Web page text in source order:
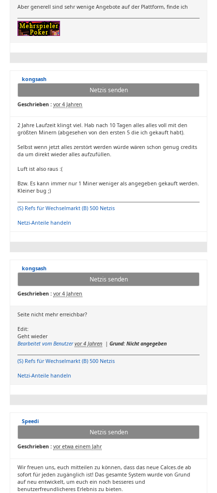
Aber generell sind sehr wenige Angebote auf der Plattform, finde ich
kongsash
Netzis senden
Geschrieben : vor 4 Jahren
2 Jahre Laufzeit klingt viel. Hab nach 10 Tagen alles alles voll mit den
größten Minern (abgesehen von den ersten 5 die ich gekauft habt).
Selbst wenn jetzt alles zerstört werden würde wären schon genug credits
da um direkt wieder alles aufzufüllen.
Luft ist also raus :(
Bzw. Es kann immer nur 1 Miner weniger als angegeben gekauft werden.
Kleiner bug ;)
(S) Refs für Wechselmarkt (B) 500 Netzis
Netzi-Anteile handeln
kongsash
Netzis senden
Geschrieben : vor 4 Jahren
Seite nicht mehr erreichbar?
Edit:
Geht wieder
Bearbeitet vom Benutzer vor 4 Jahren | Grund: Nicht angegeben
(S) Refs für Wechselmarkt (B) 500 Netzis
Netzi-Anteile handeln
Speedi
Netzis senden
Geschrieben : vor etwa einem Jahr
Wir freuen uns, euch mitteilen zu können, dass das neue Calces.de ab
sofort für jeden zugänglich ist! Das gesamte System wurde von Grund
auf neu entwickelt, um euch ein noch besseres und
benutzerfreundlicheres Erlebnis zu bieten.